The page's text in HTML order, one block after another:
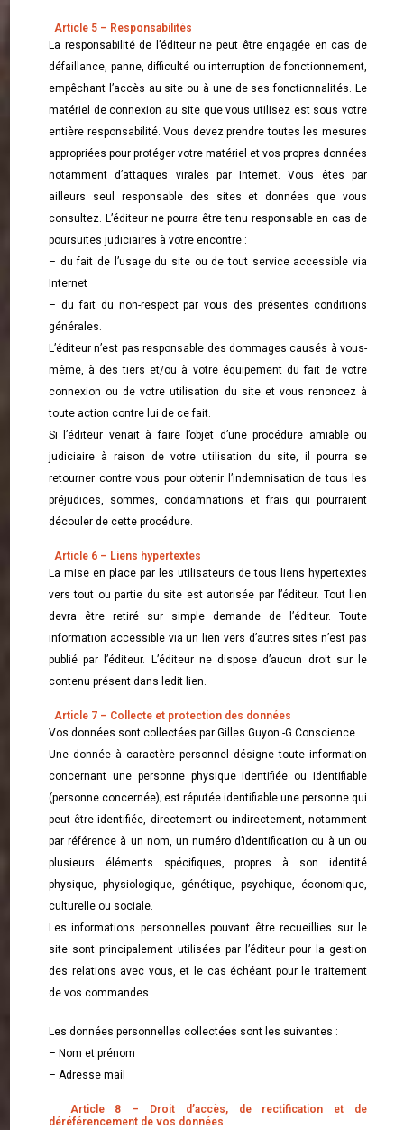
Article 5 – Responsabilités
La responsabilité de l’éditeur ne peut être engagée en cas de
défaillance, panne, difficulté ou interruption de fonctionnement,
empêchant l’accès au site ou à une de ses fonctionnalités. Le
matériel de connexion au site que vous utilisez est sous votre
entière responsabilité. Vous devez prendre toutes les mesures
appropriées pour protéger votre matériel et vos propres données
notamment d’attaques virales par Internet. Vous êtes par
ailleurs seul responsable des sites et données que vous
consultez. L’éditeur ne pourra être tenu responsable en cas de
poursuites judiciaires à votre encontre :
– du fait de l’usage du site ou de tout service accessible via
Internet
– du fait du non-respect par vous des présentes conditions
générales.
L’éditeur n’est pas responsable des dommages causés à vous-
même, à des tiers et/ou à votre équipement du fait de votre
connexion ou de votre utilisation du site et vous renoncez à
toute action contre lui de ce fait.
Si l’éditeur venait à faire l’objet d’une procédure amiable ou
judiciaire à raison de votre utilisation du site, il pourra se
retourner contre vous pour obtenir l’indemnisation de tous les
préjudices, sommes, condamnations et frais qui pourraient
découler de cette procédure.
Article 6 – Liens hypertextes
La mise en place par les utilisateurs de tous liens hypertextes
vers tout ou partie du site est autorisée par l’éditeur. Tout lien
devra être retiré sur simple demande de l’éditeur. Toute
information accessible via un lien vers d’autres sites n’est pas
publié par l’éditeur. L’éditeur ne dispose d’aucun droit sur le
contenu présent dans ledit lien.
Article 7 – Collecte et protection des données
Vos données sont collectées par Gilles Guyon -G Conscience.
Une donnée à caractère personnel désigne toute information
concernant une personne physique identifiée ou identifiable
(personne concernée); est réputée identifiable une personne qui
peut être identifiée, directement ou indirectement, notamment
par référence à un nom, un numéro d’identification ou à un ou
plusieurs éléments spécifiques, propres à son identité
physique, physiologique, génétique, psychique, économique,
culturelle ou sociale.
Les informations personnelles pouvant être recueillies sur le
site sont principalement utilisées par l’éditeur pour la gestion
des relations avec vous, et le cas échéant pour le traitement
de vos commandes.
Les données personnelles collectées sont les suivantes :
– Nom et prénom
– Adresse mail
Article 8 – Droit d’accès, de rectification et de
déréférencement de vos données